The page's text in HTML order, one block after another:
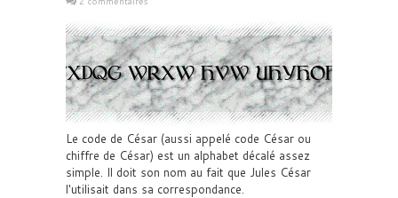
Le code de César (aussi appelé code César ou
chiffre de César) est un alphabet décalé assez
simple. Il doit son nom au fait que Jules César
l'utilisait dans sa correspondance.